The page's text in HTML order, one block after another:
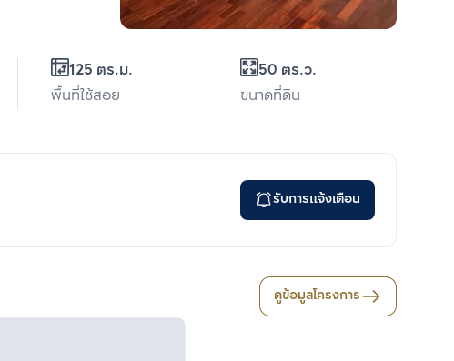
125 ตร.ม.
พื้นที่ใช้สอย
50 ตร.ว.
ขนาดที่ดิน
รับการแจ้งเตือน
ดูข้อมูลโครงการ